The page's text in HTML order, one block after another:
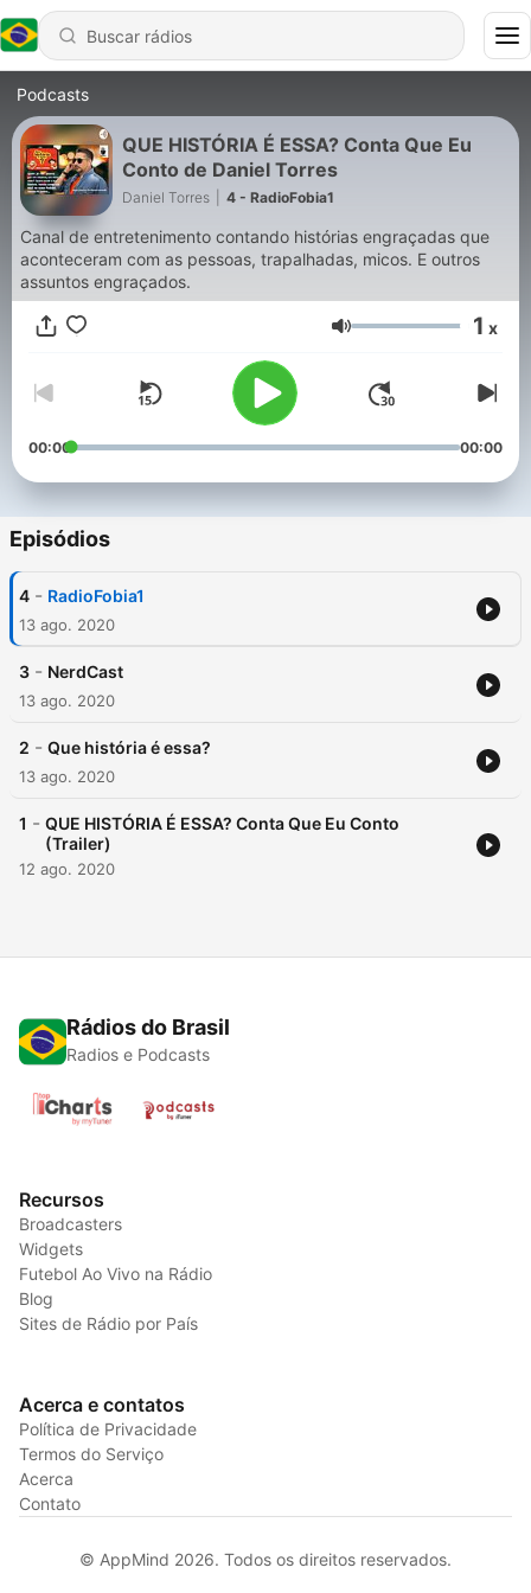
Podcasts
QUE HISTÓRIA É ESSA? Conta Que Eu
Conto de Daniel Torres
Daniel Torres 4 - RadioFobia1
Canal de entretenimento contando histórias engraçadas que
aconteceram com as pessoas, trapalhadas, micos. E outros
assuntos engraçados.
Volume 1 x
00:00 00:00
Episódios
4 - RadioFobia1
13 ago. 2020
3 - NerdCast
13 ago. 2020
2 - Que história é essa?
13 ago. 2020
1 - QUE HISTÓRIA É ESSA? Conta Que Eu Conto
(Trailer)
12 ago. 2020
Rádios do Brasil
Radios e Podcasts
Recursos
Broadcasters
Widgets
Futebol Ao Vivo na Rádio
Blog
Sites de Rádio por País
Acerca e contatos
Política de Privacidade
Termos do Serviço
Acerca
Contato
© AppMind 2026. Todos os direitos reservados.